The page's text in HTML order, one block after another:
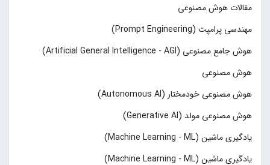
مقالات هوش مصنوعی
مهندسی پرامپت (Prompt Engineering)
هوش جامع مصنوعی (Artificial General Intelligence - AGI)
هوش مصنوعی
هوش مصنوعی خودمختار (Autonomous AI)
هوش مصنوعی مولد (Generative AI)
یادگیری ماشین (Machine Learning - ML)
یادگیری ماشین (Machine Learning - ML)